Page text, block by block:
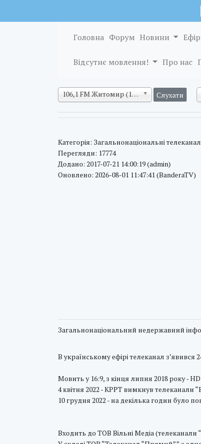
Головна Форум Новини
Відсутнє мовлення! Про нас
106,1 FM Житомир (128 кб/с)
Категорія: Загальнонаціональні
Перегляди: 17774
Додано: 2017-07-21 14:00:19 (admin)
Оновлено: 2026-08-01 11:47:41 (BanderaTV)
Загальнонацiональний недержавний
В українському ефірі телеканал з’явився
Мовить у 16:9, з кінця липня 2018 року -
4 квітня 2022 - КРРТ вимкнув телеканали
10 грудня 2022 - на декілька годин було
Входить до ТОВ Вільні Медіа (телеканали “